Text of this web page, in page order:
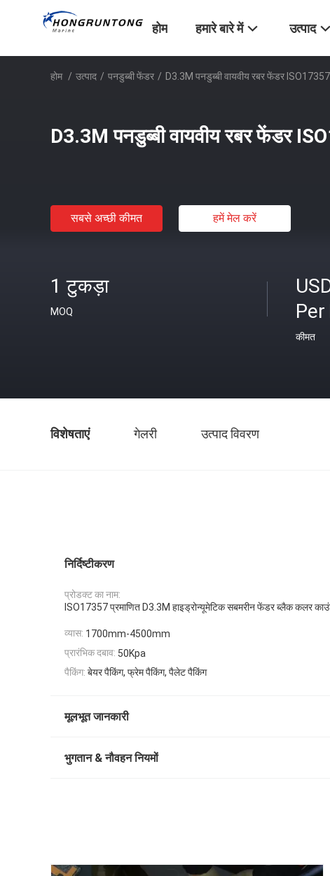
होम हमारे बारे में उत्पाद
होम / उत्पाद / पनडुब्बी फेंडर / D3.3M पनडुब्बी वायवीय रबर फेंडर ISO17357
D3.3M पनडुब्बी वायवीय रबर फेंडर
सबसे अच्छी कीमत हमें मेल करें
1 टुकड़ा
MOQ
कीमत
विशेषताएं गेलरी उत्पाद विवरण
निर्दिष्टीकरण
प्रोडक्ट का नाम:
ISO17357 प्रमाणित D3.3M हाइड्रोन्यूमेटिक सबमरीन फेंडर ब्लैक कलर
व्यास: 1700mm-4500mm
प्रारंभिक दबाव: 50Kpa
पैकिंग: बेयर पैकिंग, फ्रेम पैकिंग, पैलेट पैकिंग
मूलभूत जानकारी
भुगतान & नौवहन नियमों